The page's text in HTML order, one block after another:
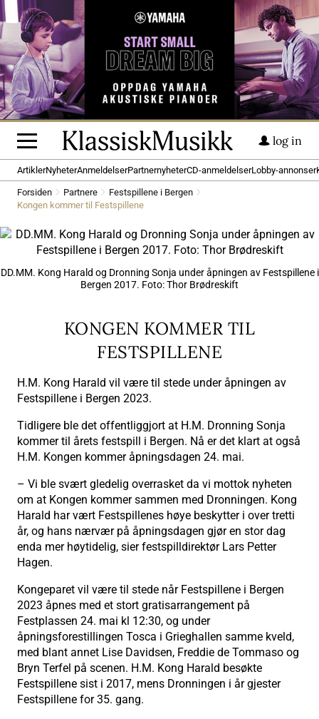
log in
ArtiklerNyheterAnmeldelserPartnernyheterCD-anmeldelserLobby-annonser
Forsiden Partnere
Festspillene i Bergen
Kongen kommer til Festspillene
DD.MM. Kong Harald og Dronning Sonja under åpningen av Festspillene i
Bergen 2017. Foto: Thor Brødreskift
KONGEN KOMMER TIL
FESTSPILLENE
H.M. Kong Harald vil være til stede under åpningen av
Festspillene i Bergen 2023.
Tidligere ble det offentliggjort at H.M. Dronning Sonja
kommer til årets festspill i Bergen. Nå er det klart at også
H.M. Kongen kommer åpningsdagen 24. mai.
– Vi ble svært gledelig overrasket da vi mottok nyheten
om at Kongen kommer sammen med Dronningen. Kong
Harald har vært Festspillenes høye beskytter i over tretti
år, og hans nærvær på åpningsdagen gjør en stor dag
enda mer høytidelig, sier festspilldirektør Lars Petter
Hagen.
Kongeparet vil være til stede når Festspillene i Bergen
2023 åpnes med et stort gratisarrangement på
Festplassen 24. mai kl 12:30, og under
åpningsforestillingen Tosca i Grieghallen samme kveld,
med blant annet Lise Davidsen, Freddie de Tommaso og
Bryn Terfel på scenen. H.M. Kong Harald besøkte
Festspillene sist i 2017, mens Dronningen i år gjester
Festspillene for 35. gang.